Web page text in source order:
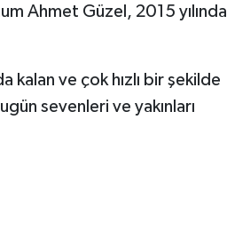
Ahmet Güzel, 2015 yılında
kalan ve çok hızlı bir şekilde
sevenleri ve yakınları